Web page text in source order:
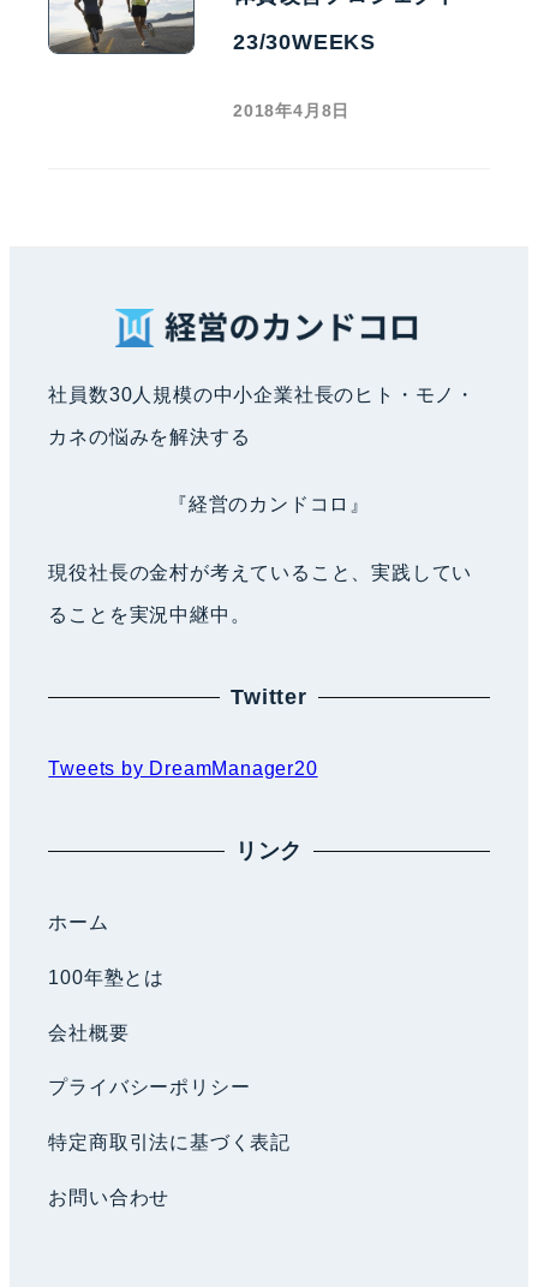
23/30WEEKS
2018年4月8日
社員数30人規模の中小企業社長のヒト・モノ・
カネの悩みを解決する
『経営のカンドコロ』
現役社長の金村が考えていること、実践してい
ることを実況中継中。
Twitter
Tweets by DreamManager20
リンク
ホーム
100年塾とは
会社概要
プライバシーポリシー
特定商取引法に基づく表記
お問い合わせ